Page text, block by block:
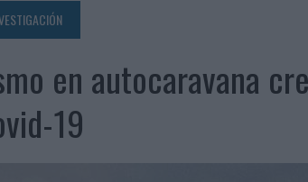
LA CAÑA EN EL DÍA INTERNACIONAL DE LA CERVEZA
UNA ESTRATEGIA 360º CENTRADA EN EL ORIGEN BARCELONÉS
DE ARÓN PIPER EN UNA EXPERIENCIA DE MARCA EN IBIZA
DIGITAL DE LAS MARCAS
EN SOUVENIRS CON IA
en autocaravana
19